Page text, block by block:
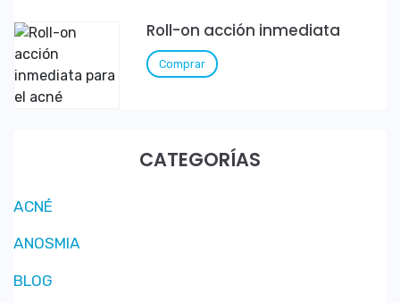
Roll-on acción inmediata
Comprar
CATEGORÍAS
ACNÉ
ANOSMIA
BLOG